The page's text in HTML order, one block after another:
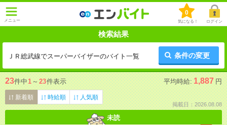
メニュー
0
気になる！ ログイン
検索結果
ＪＲ総武線でスーパーバイザーのバイト一覧 条件の変更
23件中1 ～ 23件表示 平均時給: 1,887 円
新着順 時給順 人気順
掲載日：2026.08.08
未読